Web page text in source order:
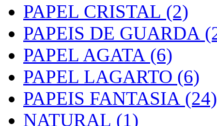
PAPEL CRISTAL (2)
PAPEIS DE GUARDA
PAPEL AGATA (6)
PAPEL LAGARTO (6)
PAPEIS FANTASIA (24)
NATURAL (1)